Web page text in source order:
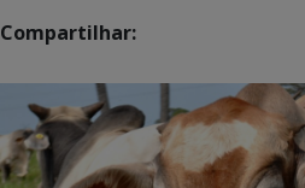
Compartilhar: